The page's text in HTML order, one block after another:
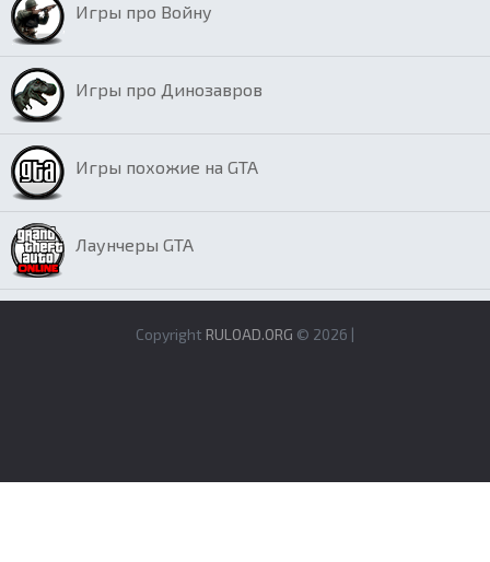
Игры про Войну
Игры про Динозавров
Игры похожие на GTA
Лаунчеры GTA
Copyright RULOAD.ORG © 2026 |